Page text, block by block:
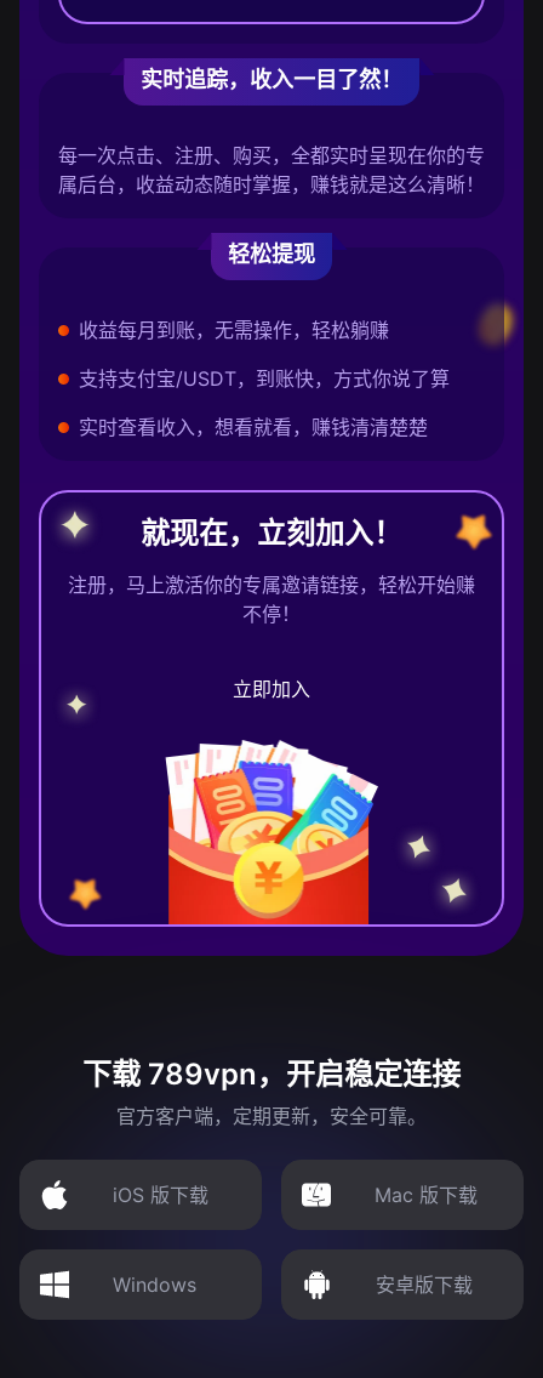
实时追踪，收入一目了然！
每一次点击、注册、购买，全都实时呈现在你的专
属后台，收益动态随时掌握，赚钱就是这么清晰！
轻松提现
收益每月到账，无需操作，轻松躺赚
支持支付宝/USDT，到账快，方式你说了算
实时查看收入，想看就看，赚钱清清楚楚
就现在，立刻加入！
注册，马上激活你的专属邀请链接，轻松开始赚
不停！
立即加入
下载 789vpn，开启稳定连接
官方客户端，定期更新，安全可靠。
iOS 版下载 Mac 版下载
Windows 安卓版下载